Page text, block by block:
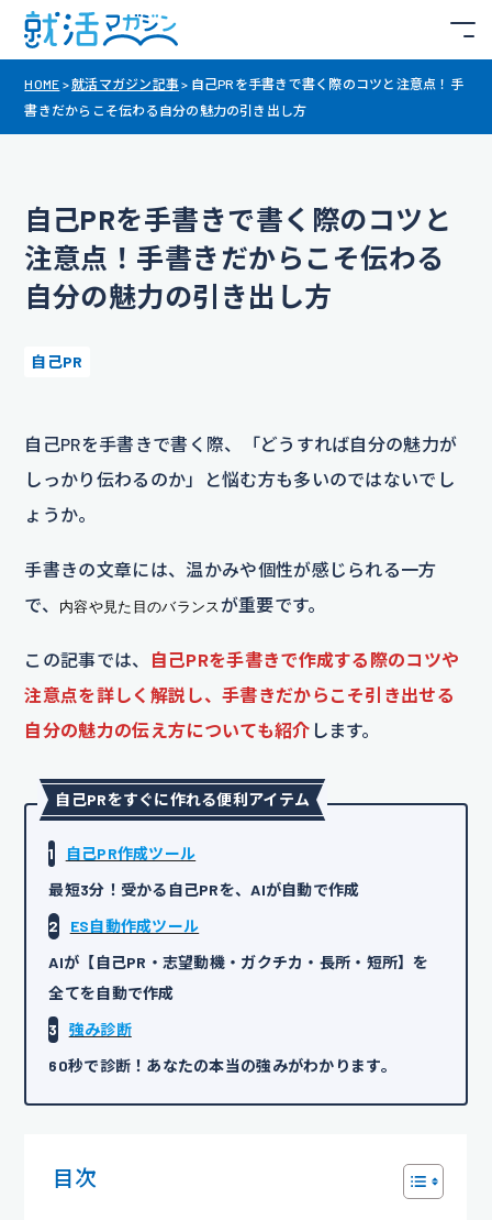
HOME >就活マガジン記事 > 自己PRを手書きで書く際のコツと注意点！手
書きだからこそ伝わる自分の魅力の引き出し方
自己PRを手書きで書く際のコツと
注意点！手書きだからこそ伝わる
自分の魅力の引き出し方
自己PR
自己PRを手書きで書く際、「どうすれば自分の魅力が
しっかり伝わるのか」と悩む方も多いのではないでし
ょうか。
手書きの文章には、温かみや個性が感じられる一方
で、
内容や見た目のバランスが重要です。
この記事では、
自己PRを手書きで作成する際のコツや
注意点を詳しく解説し、手書きだからこそ引き出せる
自分の魅力の伝え方についても紹介 します。
自己PRをすぐに作れる便利アイテム
1
自己PR作成ツール
最短3分！受かる自己PRを、AIが自動で作成
2
ES自動作成ツール
AIが【自己PR・志望動機・ガクチカ・長所・短所】を
全てを自動で作成
3
強み診断
60秒で診断！あなたの本当の強みがわかります。
目次